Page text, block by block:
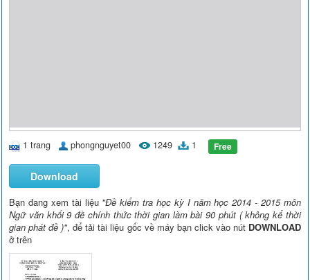
1 trang phongnguyet00 1249 1 Free
Download
Bạn đang xem tài liệu "Đề kiểm tra học kỳ I năm học 2014 - 2015 môn
Ngữ văn khối 9 đề chính thức thời gian làm bài 90 phút ( không kể thời
gian phát đề )", để tải tài liệu gốc về máy bạn click vào nút DOWNLOAD
ở trên